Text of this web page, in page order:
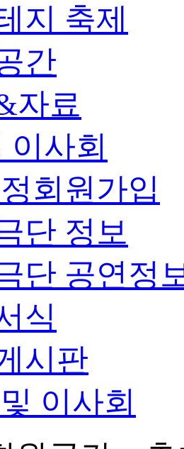
지 축제
간
자료
이사회
회원가입
단 정보
단 공연정
식
시판
이사회